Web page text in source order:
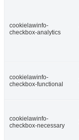
cookielawinfo-
checkbox-analytics
cookielawinfo-
checkbox-functional
cookielawinfo-
checkbox-necessary